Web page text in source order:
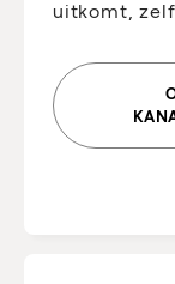
uitkomt,